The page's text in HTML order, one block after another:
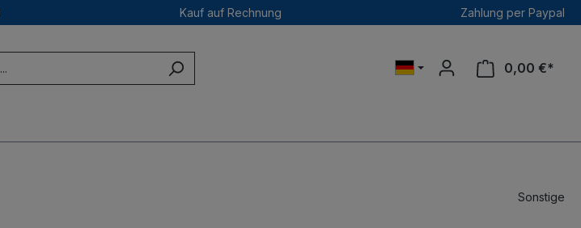
Kauf auf Rechnung Zahlung per Paypal
0,00 €*
Sonstige